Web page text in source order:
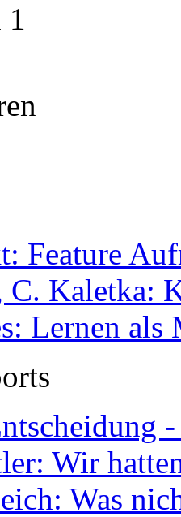
Feature
Kaletka:
Lernen als
Wir
Was